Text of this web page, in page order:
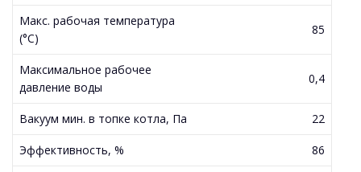
Макс. рабочая температура
(°С)
85
Максимальное рабочее
давление воды
0,4
Вакуум мин. в топке котла, Па 22
Эффективность, % 86